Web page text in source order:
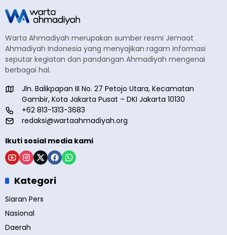
Warta Ahmadiyah merupakan sumber resmi Jemaat
Ahmadiyah Indonesia yang menyajikan ragam informasi
seputar kegiatan dan pandangan Ahmadiyah mengenai
berbagai hal.
Jln. Balikpapan III No. 27 Petojo Utara, Kecamatan
Gambir, Kota Jakarta Pusat – DKI Jakarta 10130
+62 813-1313-3683
redaksi@wartaahmadiyah.org
Ikuti sosial media kami
Kategori
Siaran Pers
Nasional
Daerah